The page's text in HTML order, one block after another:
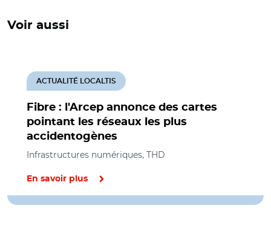
Voir aussi
Fibre : l'Arcep annonce des cartes
pointant les réseaux les plus
accidentogènes
ACTUALITÉ LOCALTIS
Infrastructures numériques, THD
En savoir plus